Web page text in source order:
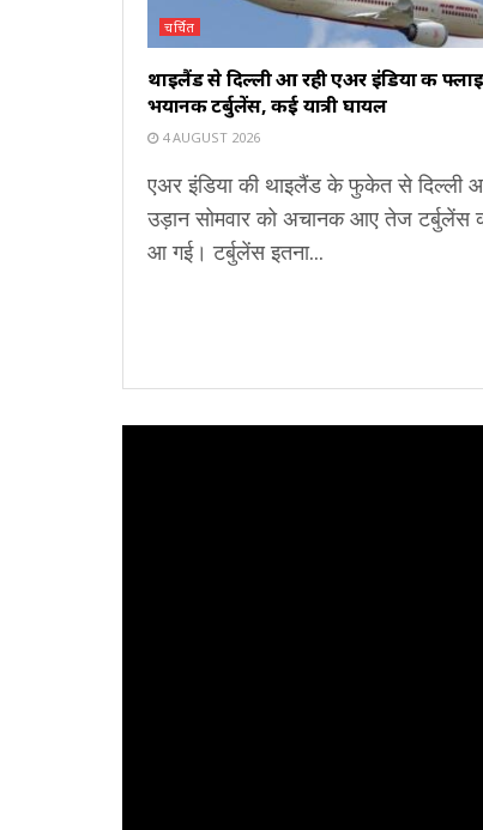
चर्चित
थाइलैंड से दिल्ली आ रही एअर इंडिया की
भयानक टर्बुलेंस, कई यात्री घायल
4 AUGUST 2026
एअर इंडिया की थाइलैंड के फुकेत से दिल्ली
उड़ान सोमवार को अचानक आए तेज टर्बुलेंस
आ गई। टर्बुलेंस इतना...